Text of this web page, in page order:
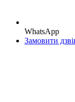
WhatsApp
Замовити